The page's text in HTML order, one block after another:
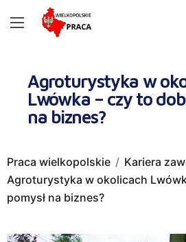
Agroturystyka w
Lwówka – czy to
na biznes?
Praca wielkopolskie
Kariera
Agroturystyka w okolicach
pomysł na biznes?